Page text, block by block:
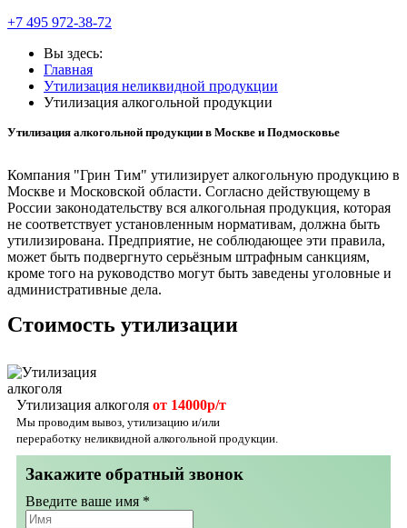
+7 495 972-38-72
Вы здесь:
Главная
Утилизация неликвидной продукции
Утилизация алкогольной продукции
Утилизация алкогольной продукции в Москве и Подмосковье
Компания "Грин Тим" утилизирует алкогольную продукцию в
Москве и Московской области. Согласно действующему в
России законодательству вся алкогольная продукция, которая
не соответствует установленным нормативам, должна быть
утилизирована. Предприятие, не соблюдающее эти правила,
может быть подвергнуто серьёзным штрафным санкциям,
кроме того на руководство могут быть заведены уголовные и
административные дела.
Стоимость утилизации
Утилизация алкоголя от 14000р/т
Мы проводим вывоз, утилизацию и/или
переработку неликвидной алкогольной продукции.
Закажите обратный звонок
Введите ваше имя *